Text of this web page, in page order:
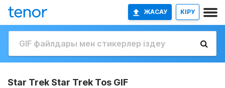
ЖАСАУ КІРУ
Star Trek Star Trek Tos GIF